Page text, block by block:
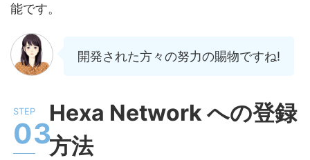
能です。
開発された方々の努力の賜物ですね!
Hexa Network への登録
方法